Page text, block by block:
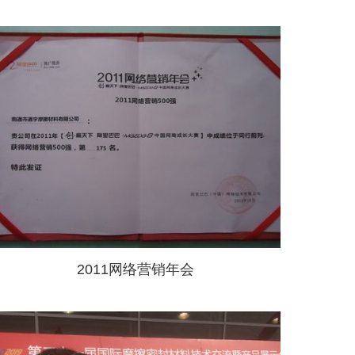
2011网络营销年会